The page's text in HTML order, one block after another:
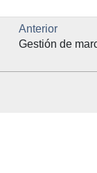
Anterior
Gestión de